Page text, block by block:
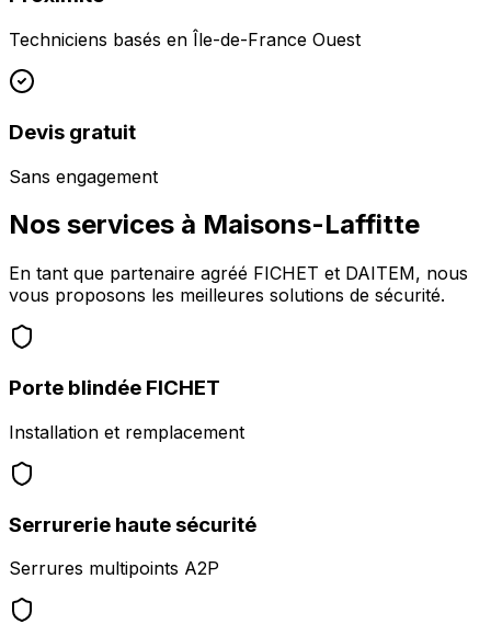
Techniciens basés en Île-de-France Ouest
Devis gratuit
Sans engagement
Nos services à Maisons-Laffitte
En tant que partenaire agréé FICHET et DAITEM, nous
vous proposons les meilleures solutions de sécurité.
Porte blindée FICHET
Installation et remplacement
Serrurerie haute sécurité
Serrures multipoints A2P